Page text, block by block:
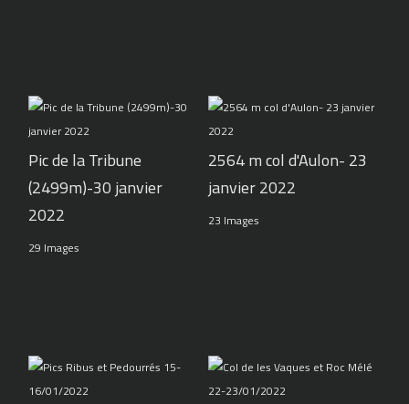
Pic de la Tribune
(2499m)-30 janvier
2022
29 Images
2564 m col d'Aulon- 23
janvier 2022
23 Images